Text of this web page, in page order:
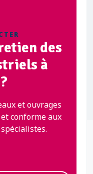
des
à
et ouvrages
conforme aux